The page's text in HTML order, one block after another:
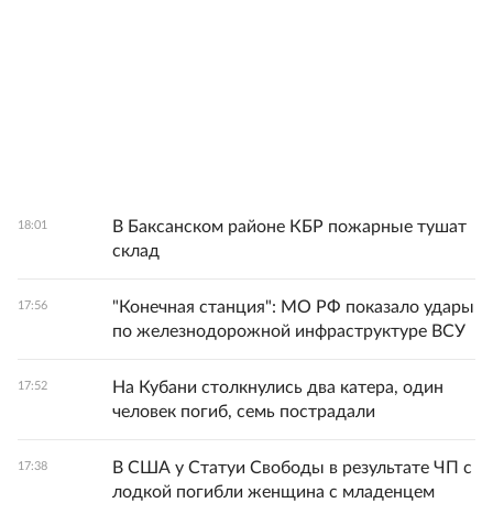
18:01
В Баксанском районе КБР пожарные тушат
склад
17:56
"Конечная станция": МО РФ показало удары
по железнодорожной инфраструктуре ВСУ
17:52
На Кубани столкнулись два катера, один
человек погиб, семь пострадали
17:38
В США у Статуи Свободы в результате ЧП с
лодкой погибли женщина с младенцем